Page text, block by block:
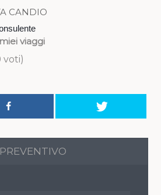
CANDIO
viaggi
voti)